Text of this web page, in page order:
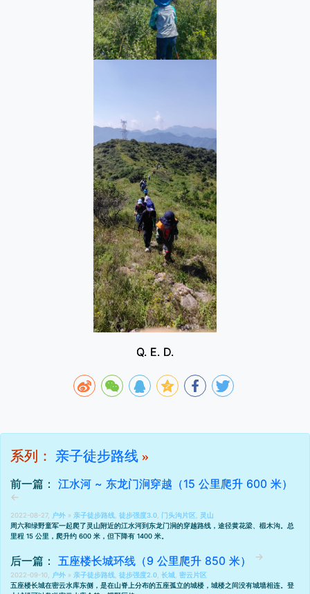
Q. E. D.
系列： 亲子徒步路线 »
前一篇： 江水河 ~ 东龙门涧穿越（15 公里爬升 600 米）
2022-08-27, 户外 » 亲子徒步路线 徒步强度3.0 门头沟片区
灵山
周六和绿野童军一起爬了灵山附近的江水河到东龙门涧的穿越路线，途径黄花梁、椴木沟。总
里程 15 公里，爬升约 600 米，但下降有 1400 米。
后一篇： 五座楼长城环线（9 公里爬升 850 米）
2022-09-10, 户外 » 亲子徒步路线 徒步强度2.0 长城 密云片区
五座楼长城在密云水库东侧，是在山脊上分布的五座孤立的城楼，城楼之间没有城墙相连。登